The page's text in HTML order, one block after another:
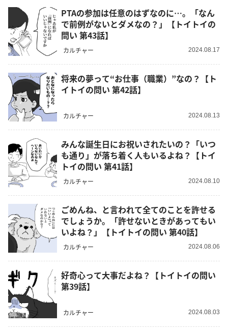
PTAの参加は任意のはずなのに…。「なん
で前例がないとダメなの？」【トイトイの
問い 第43話】
カルチャー 2024.08.17
将来の夢って“お仕事（職業）”なの？【ト
イトイの問い 第42話】
カルチャー 2024.08.13
みんな誕生日にお祝いされたいの？「いつ
も通り」が落ち着く人もいるよね？【トイ
トイの問い 第41話】
カルチャー 2024.08.10
ごめんね、と言われて全てのことを許せる
でしょうか。「許せないときがあってもい
いよね？」【トイトイの問い 第40話】
カルチャー 2024.08.06
好奇心って大事だよね？【トイトイの問い
第39話】
カルチャー 2024.08.03